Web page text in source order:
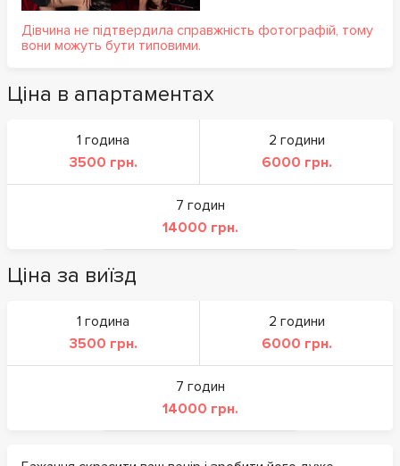
Дівчина не підтвердила справжність фотографій, тому
вони можуть бути типовими.
Ціна в апартаментах
1 година
3500 грн.
2 години
6000 грн.
7 годин
14000 грн.
Ціна за виїзд
1 година
3500 грн.
2 години
6000 грн.
7 годин
14000 грн.